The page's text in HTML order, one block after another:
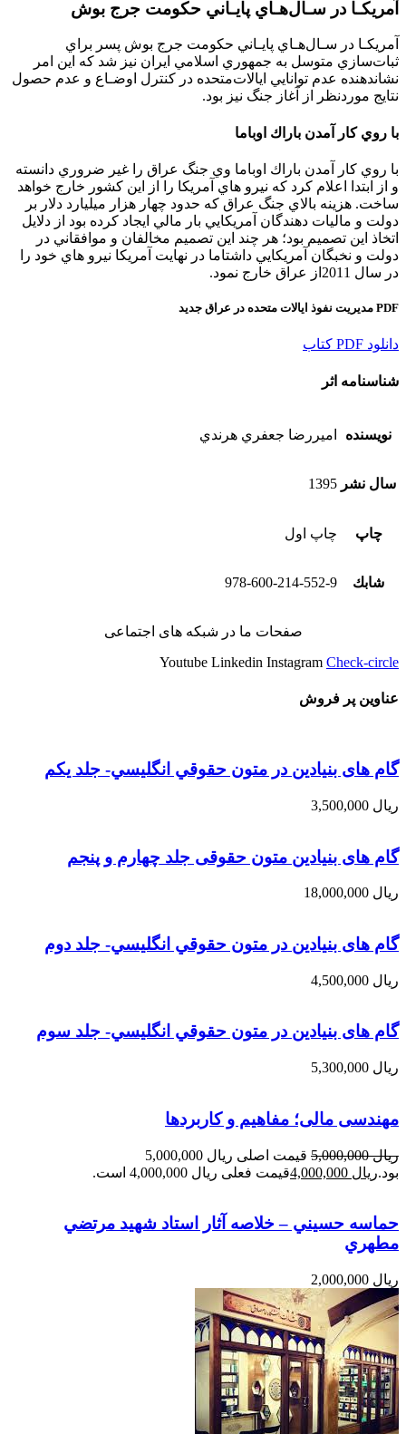
آﻣﺮﻳﻜـﺎ در ﺳـﺎلﻫـﺎي ﭘﺎﻳـﺎﻧﻲ ﺣﻜﻮﻣﺖ ﺟﺮج ﺑﻮش
آﻣﺮﻳﻜـﺎ در ﺳـﺎلﻫـﺎي ﭘﺎﻳـﺎﻧﻲ ﺣﻜﻮﻣﺖ ﺟﺮج ﺑﻮش ﭘﺴﺮ ﺑﺮاي
ﺛﺒﺎتﺳﺎزي ﻣﺘﻮﺳﻞ ﺑﻪ ﺟﻤﻬﻮري اﺳﻼﻣﻲ اﻳﺮان ﻧﻴﺰ ﺷﺪ ﻛﻪ اﻳﻦ اﻣﺮ
ﻧﺸﺎندﻫﻨﺪه ﻋﺪم ﺗﻮاﻧﺎﻳﻲ اﻳﺎﻻتﻣﺘﺤﺪه در ﻛﻨﺘﺮل اوﺿـﺎع و ﻋﺪم ﺣﺼﻮل
ﻧﺘﺎﻳﺞ ﻣﻮردﻧﻈﺮ از آﻏﺎز ﺟﻨﮓ ﻧﻴﺰ ﺑﻮد.
با روي كار آمدن باراك اوباما
با روي كار آمدن باراك اوباما وي جنگ عراق را غير ضروري دانسته
و از ابتدا اعلام كرد كه نيرو هاي آمريكا را از اين كشور خارج خواهد
ساخت. هزينه بالاي جنگ عراق كه حدود چهار هزار ميليارد دلار بر
دولت و ماليات دهندگان آمريكايي بار مالي ايجاد كرده بود از دلايل
اتخاذ اين تصميم بود؛ هر چند اين تصميم مخالفان و موافقاني در
دولت و نخبگان آمريكايي داشتاما در نهايت آمريكا نيرو هاي خود را
در سال 2011از عراق خارج نمود.
PDF مديريت نفوذ ايالات متحده در عراق جديد
دانلود PDF كتاب
شناسنامه اثر
نویسنده اميررضا جعفري هرندي
سال نشر 1395
چاپ چاپ اول
شابك 978-600-214-552-9
صفحات ما در شبکه های اجتماعی
Youtube Linkedin Instagram Check-circle
عناوین پر فروش
گام های بنیادین در متون حقوقي انگليسي- جلد يكم
ریال
گام های بنیادین متون حقوقی جلد چهارم و پنجم
ریال
گام های بنیادین در متون حقوقي انگليسي- جلد دوم
ریال
گام های بنیادین در متون حقوقي انگليسي- جلد سوم
ریال
مهندسی مالی؛ مفاهیم و کاربردها
ریال5,000,000
قیمت اصلی ریال 5,000,000
بود.ریال قیمت فعلی ریال 4,000,000 است.
حماسه حسيني – خلاصه آثار استاد شهيد مرتضي
مطهري
ریال